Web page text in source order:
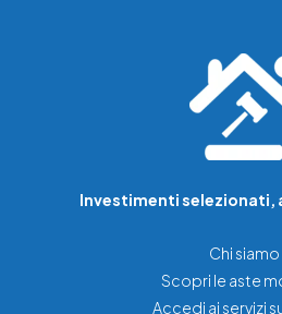
Investimenti selezionati,
Chi siamo
Scopri le aste
Accedi ai servizi